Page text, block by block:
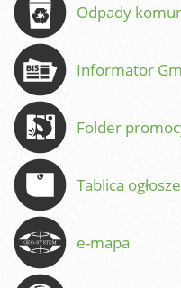
Odpady
Informator
Folder
Tablica
e-mapa